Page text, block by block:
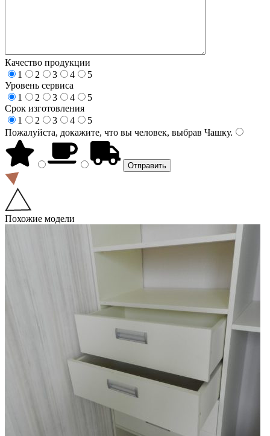
Качество продукции
1
2 3 4
5
Уровень сервиса
1
2 3 4
5
Срок изготовления
1
2 3 4
5
Пожалуйста, докажите, что вы человек, выбрав Чашку.
Похожие модели